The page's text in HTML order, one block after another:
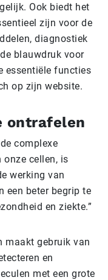
Ook biedt het
zijn voor de
diagnostiek
blauwdruk voor
essentiële functies
op zijn website.
ontrafelen
complexe
cellen, is
werking van
een beter begrip te
en ziekte.”
maakt gebruik van
en
met een grote